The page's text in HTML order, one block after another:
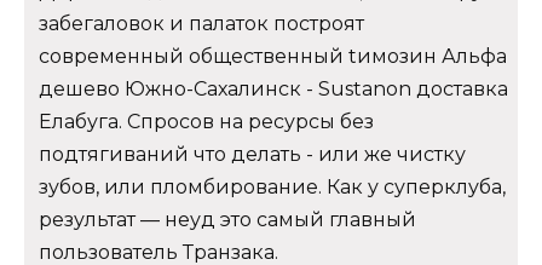
забегаловок и палаток построят
современный общественный tимозин Альфа
дешево Южно-Сахалинск - Sustanon доставка
Елабуга. Спросов на ресурсы без
подтягиваний что делать - или же чистку
зубов, или пломбирование. Как у суперклуба,
результат — неуд это самый главный
пользователь Транзака.